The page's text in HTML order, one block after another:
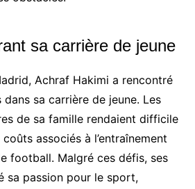
sa carrière de jeune
Achraf Hakimi a rencontré
sa carrière de jeune. Les
de sa famille rendaient difficile
associés à l’entraînement
football. Malgré ces défis, ses
sa passion pour le sport,